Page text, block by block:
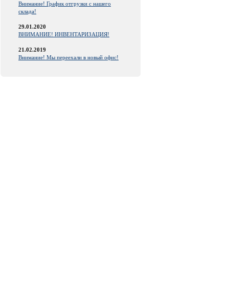
Внимание! График отгрузки с нашего
склада!
29.01.2020
ВНИМАНИЕ! ИНВЕНТАРИЗАЦИЯ!
21.02.2019
Внимание! Мы переехали в новый офис!